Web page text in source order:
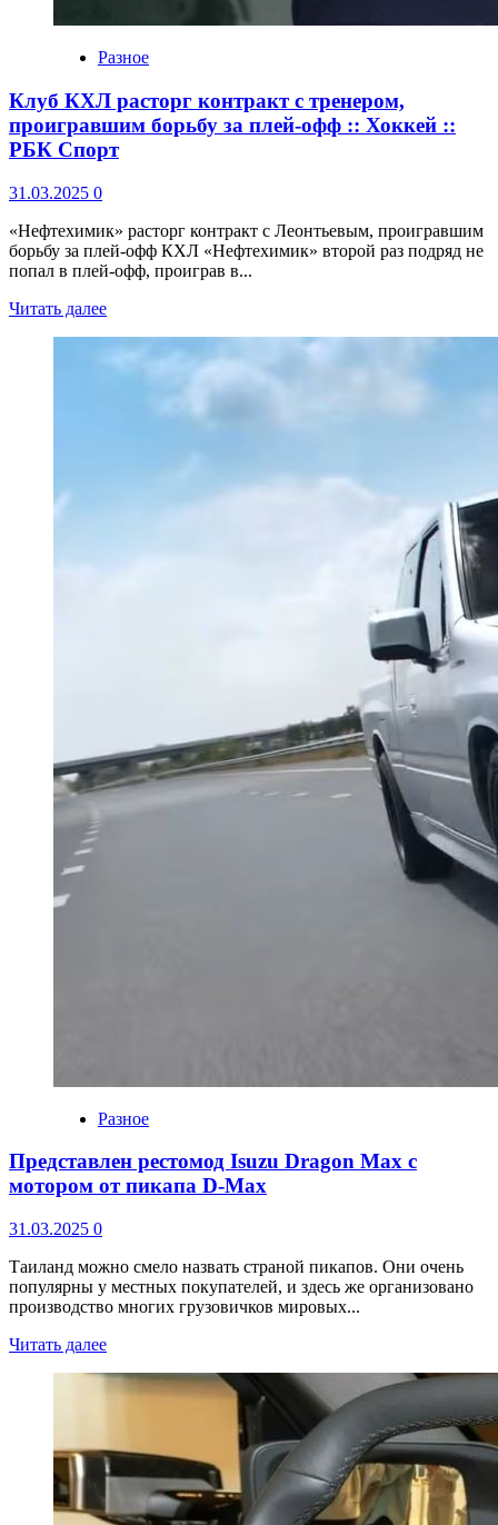
Разное
Клуб КХЛ расторг контракт с тренером,
проигравшим борьбу за плей-офф :: Хоккей ::
РБК Спорт
31.03.2025 0
«Нефтехимик» расторг контракт с Леонтьевым, проигравшим
борьбу за плей-офф КХЛ «Нефтехимик» второй раз подряд не
попал в плей-офф, проиграв в...
Читать далее
Разное
Представлен рестомод Isuzu Dragon Max с
мотором от пикапа D-Max
31.03.2025 0
Таиланд можно смело назвать страной пикапов. Они очень
популярны у местных покупателей, и здесь же организовано
производство многих грузовичков мировых...
Читать далее